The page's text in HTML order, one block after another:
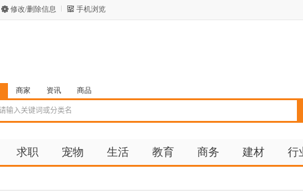
修改/删除信息 手机浏览
商家 资讯 商品
求职 宠物 生活 教育 商务 建材 行